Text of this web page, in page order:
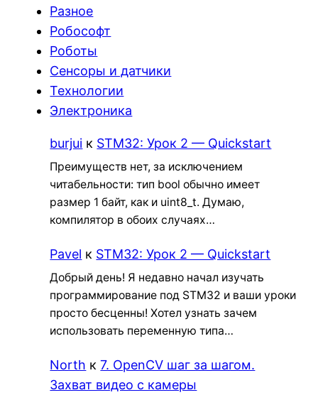
Разное
Робософт
Роботы
Сенсоры и датчики
Технологии
Электроника
burjui к STM32: Урок 2 — Quickstart
Преимуществ нет, за исключением
читабельности: тип bool обычно имеет
размер 1 байт, как и uint8_t. Думаю,
компилятор в обоих случаях…
Pavel к STM32: Урок 2 — Quickstart
Добрый день! Я недавно начал изучать
программирование под STM32 и ваши уроки
просто бесценны! Хотел узнать зачем
использовать переменную типа…
North к7. OpenCV шаг за шагом.
Захват видео с камеры